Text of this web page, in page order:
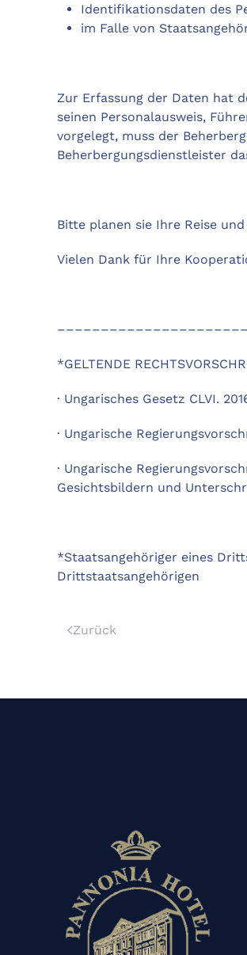
Identifikationsdaten des
im Falle von
Zur Erfassung der Daten hat
seinen Personalausweis,
vorgelegt, muss der
Beherbergungsdienstleister
Bitte planen sie Ihre Reise
Vielen Dank für Ihre
*GELTENDE
· Ungarisches Gesetz CLVI.
· Ungarische
· Ungarische
Gesichtsbildern und
*Staatsangehöriger eines
Drittstaatsangehörigen
Zurück